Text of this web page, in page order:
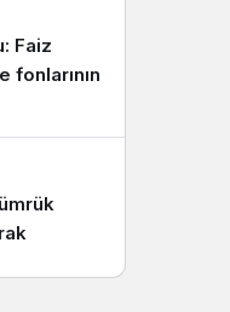
Faiz
fonlarının